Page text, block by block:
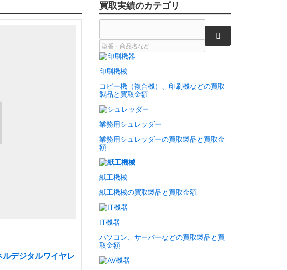
デジタルワイヤレ
買取実績のカテゴリ
印刷機械
コピー機（複合機）、印刷機などの買取
製品と買取金額
業務用シュレッダー
業務用シュレッダーの買取製品と買取金
額
紙工機械
紙工機械の買取製品と買取金額
IT機器
パソコン、サーバーなどの買取製品と買
取金額